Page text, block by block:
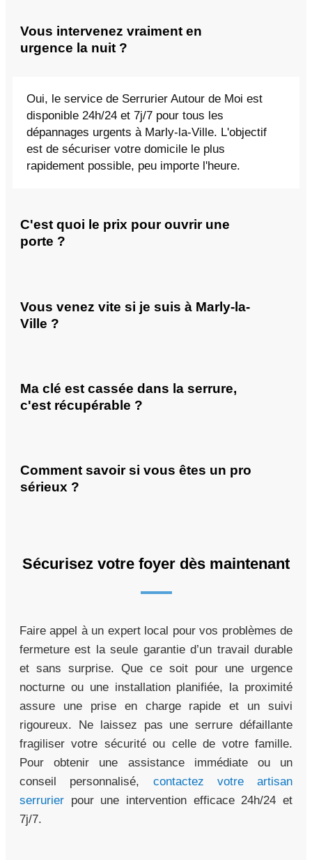
Vous intervenez vraiment en
urgence la nuit ?
Oui, le service de Serrurier Autour de Moi est
disponible 24h/24 et 7j/7 pour tous les
dépannages urgents à Marly-la-Ville. L'objectif
est de sécuriser votre domicile le plus
rapidement possible, peu importe l'heure.
C'est quoi le prix pour ouvrir une
porte ?
Vous venez vite si je suis à Marly-la-
Ville ?
Ma clé est cassée dans la serrure,
c'est récupérable ?
Comment savoir si vous êtes un pro
sérieux ?
Sécurisez votre foyer dès maintenant
Faire appel à un expert local pour vos problèmes de
fermeture est la seule garantie d’un travail durable
et sans surprise. Que ce soit pour une urgence
nocturne ou une installation planifiée, la proximité
assure une prise en charge rapide et un suivi
rigoureux. Ne laissez pas une serrure défaillante
fragiliser votre sécurité ou celle de votre famille.
Pour obtenir une assistance immédiate ou un
conseil personnalisé, contactez votre artisan
serrurier pour une intervention efficace 24h/24 et
7j/7.